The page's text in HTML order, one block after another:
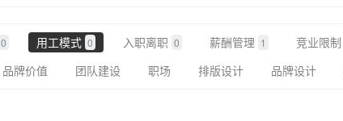
0 用工模式 0 入职离职 0 薪酬管理 1 竞业限制
品牌价值 团队建设 职场 排版设计 品牌设计